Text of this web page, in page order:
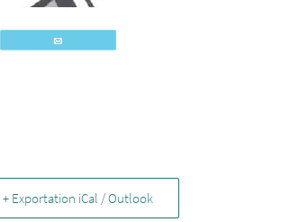
+ Exportation iCal / Outlook